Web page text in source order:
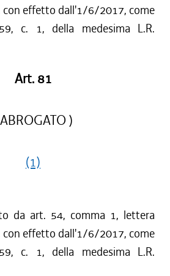
con effetto dall'1/6/2017, come
c. 1, della medesima L.R.
Art. 81
)
(1)
da art. 54, comma 1, lettera
con effetto dall'1/6/2017, come
c. 1, della medesima L.R.